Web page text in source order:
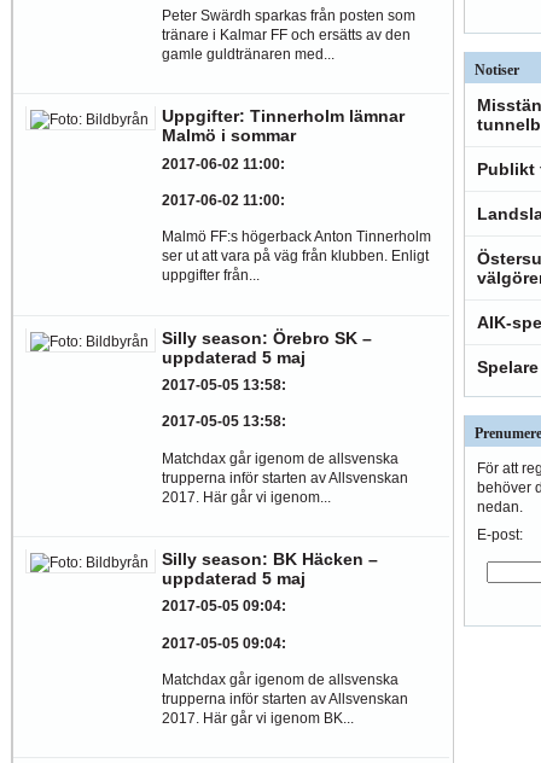
Peter Swärdh sparkas från posten som
tränare i Kalmar FF och ersätts av den
gamle guldtränaren med...
Uppgifter: Tinnerholm lämnar
Malmö i sommar
2017-06-02 11:00:
2017-06-02 11:00:
Malmö FF:s högerback Anton Tinnerholm
ser ut att vara på väg från klubben. Enligt
uppgifter från...
Silly season: Örebro SK –
uppdaterad 5 maj
2017-05-05 13:58:
2017-05-05 13:58:
Matchdax går igenom de allsvenska
trupperna inför starten av Allsvenskan
2017. Här går vi igenom...
Silly season: BK Häcken –
uppdaterad 5 maj
2017-05-05 09:04:
2017-05-05 09:04:
Matchdax går igenom de allsvenska
trupperna inför starten av Allsvenskan
2017. Här går vi igenom BK...
Notiser
Publikt
AIK-
För att
behöver
nedan.
E-post: